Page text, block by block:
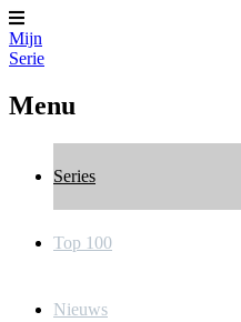
Mijn
Serie
Menu
Series
Top 100
Nieuws